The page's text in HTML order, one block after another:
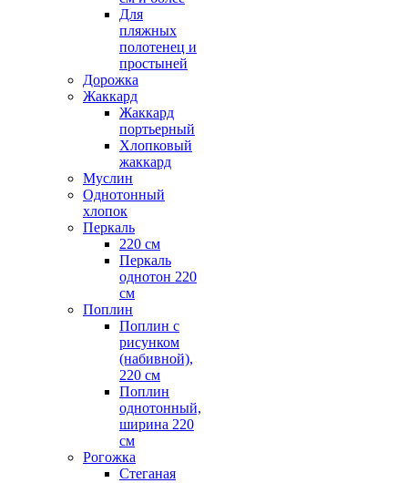
Для
пляжных
полотенец и
простыней
Дорожка
Жаккард
Жаккард
портьерный
Хлопковый
жаккард
Муслин
Однотонный
хлопок
Перкаль
220 см
Перкаль
однотон 220
см
Поплин
Поплин с
рисунком
(набивной),
220 см
Поплин
однотонный,
ширина 220
см
Рогожка
Стеганая